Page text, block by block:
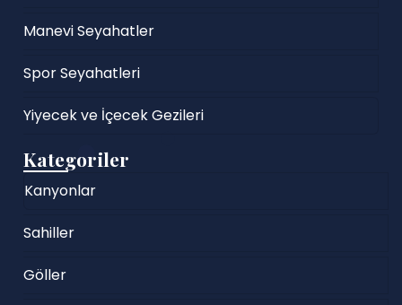
Manevi Seyahatler
Spor Seyahatleri
Yiyecek ve İçecek Gezileri
Kategoriler
Kanyonlar
Sahiller
Göller